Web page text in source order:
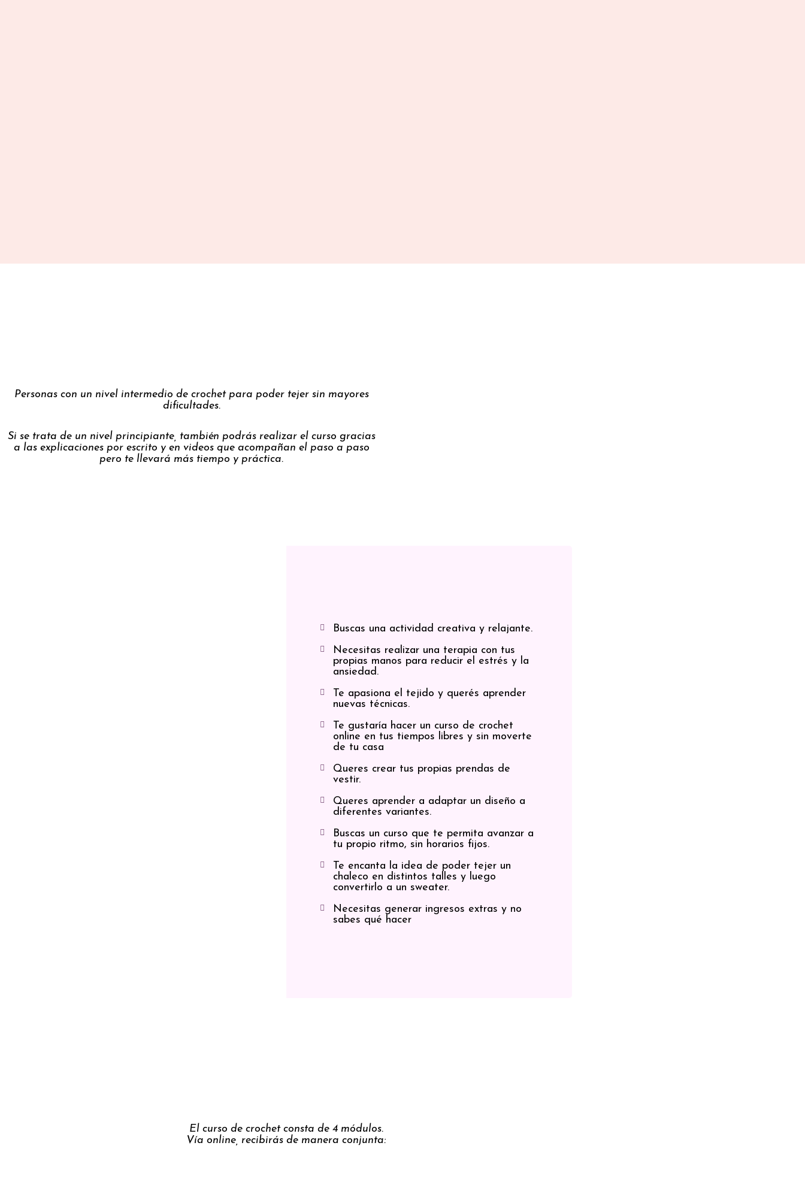
Personas con un nivel intermedio de crochet para poder tejer sin mayores
dificultades.
Si se trata de un nivel principiante, también podrás realizar el curso gracias
a las explicaciones por escrito y en videos que acompañan el paso a paso
pero te llevará más tiempo y práctica.
Buscas una actividad creativa y relajante.
Necesitas realizar una terapia con tus
propias manos para reducir el estrés y la
ansiedad.
Te apasiona el tejido y querés aprender
nuevas técnicas.
Te gustaría hacer un curso de crochet
online en tus tiempos libres y sin moverte
de tu casa
Queres crear tus propias prendas de
vestir.
Queres aprender a adaptar un diseño a
diferentes variantes.
Buscas un curso que te permita avanzar a
tu propio ritmo, sin horarios fijos.
Te encanta la idea de poder tejer un
chaleco en distintos talles y luego
convertirlo a un sweater.
Necesitas generar ingresos extras y no
sabes qué hacer
El curso de crochet consta de 4 módulos.
Vía online, recibirás de manera conjunta: